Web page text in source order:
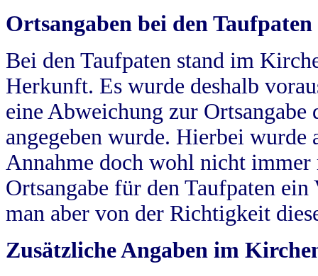
Ortsangaben bei den Taufpaten
Bei den Taufpaten stand im
Herkunft. Es wurde deshalb
eine Abweichung zur
angegeben wurde. Hierbei wurde
Annahme doch wohl nicht
Ortsangabe für den Taufpaten
man aber von der Richtigkeit
Zusätzliche Angaben im